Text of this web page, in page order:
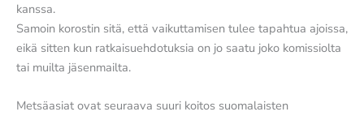
kanssa.
Samoin korostin sitä, että vaikuttamisen tulee tapahtua ajoissa,
eikä sitten kun ratkaisuehdotuksia on jo saatu joko komissiolta
tai muilta jäsenmailta.
Metsäasiat ovat seuraava suuri koitos suomalaisten